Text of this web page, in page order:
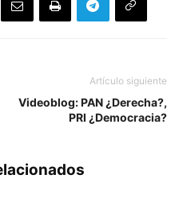
Artículo siguiente
Videoblog: PAN ¿Derecha?,
PRI ¿Democracia?